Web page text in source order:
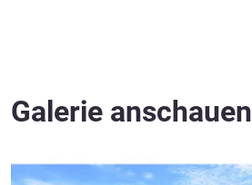
Galerie anschauen